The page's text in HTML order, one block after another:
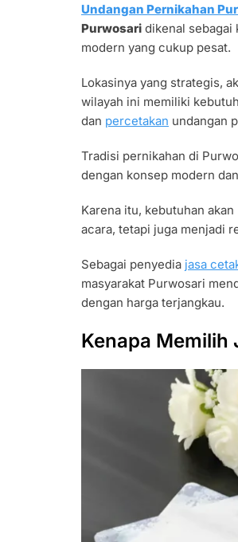
MEWAH
MURAH
Undangan Pernikahan
Purwosari dikenal sebagai
modern yang cukup pesat.
Lokasinya yang strategis,
wilayah ini memiliki
dan percetakan undangan
Tradisi pernikahan di
dengan konsep modern
Karena itu, kebutuhan akan
acara, tetapi juga menjadi
Sebagai penyedia jasa
masyarakat Purwosari
dengan harga terjangkau.
Kenapa Memilih